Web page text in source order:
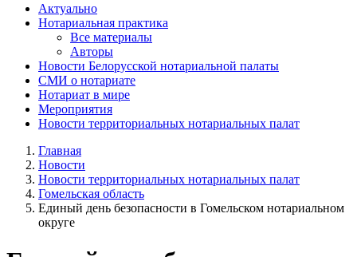
Актуально
Нотариальная практика
Все материалы
Авторы
Новости Белорусской нотариальной палаты
СМИ о нотариате
Нотариат в мире
Мероприятия
Новости территориальных нотариальных палат
Главная
Новости
Новости территориальных нотариальных палат
Гомельская область
Единый день безопасности в Гомельском нотариальном
округе